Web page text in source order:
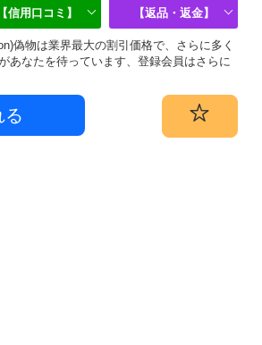
【信用口コミ】 【返品・返金】
偽物は業界最大の割引価格で、さらに多く
あなたを待っています、登録会員はさらに